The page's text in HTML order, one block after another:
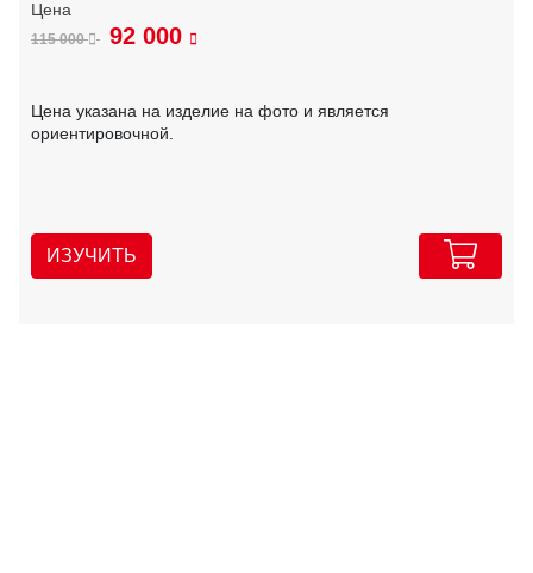
115 000 92 000
Цена указана на изделие на фото и является
ориентировочной.
ИЗУЧИТЬ